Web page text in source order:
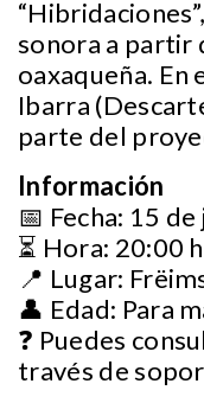
sonora a partir
oaxaqueña. En
Ibarra
parte del
Información
📅 Fecha: 15
⏳ Hora: 20:00
📍 Lugar:
👤 Edad: Para
❓ Puedes
través de